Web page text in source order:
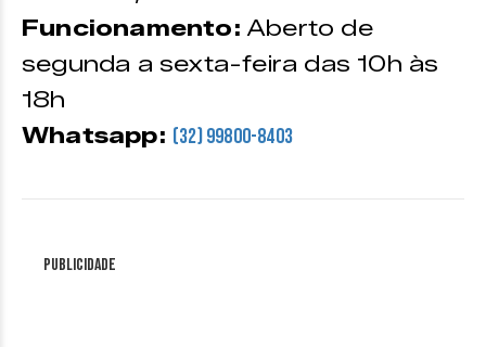
Funcionamento:Aberto de
segunda a sexta-feira das 10h às
18h
Whatsapp: (32) 99800-8403
Publicidade